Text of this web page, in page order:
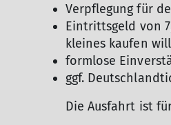
Verpflegung für
Eintrittsgeld von
kleines kaufen
formlose
ggf.
Die Ausfahrt ist